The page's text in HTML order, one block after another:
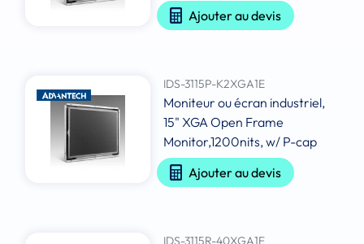
Ajouter au devis
IDS-3115P-K2XGA1E
Moniteur ou écran industriel,
15" XGA Open Frame
Monitor,1200nits, w/ P-cap
Ajouter au devis
IDS-3115R-40XGA1E